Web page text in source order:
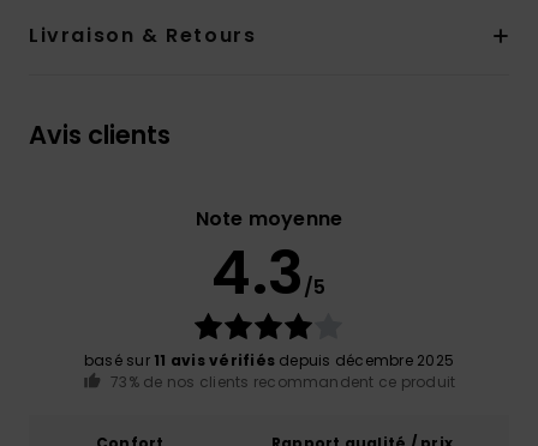
Livraison & Retours
Avis clients
Note moyenne
4.3/5
basé sur 11 avis vérifiésdepuis décembre 2025
73% de nos clients recommandent ce produit